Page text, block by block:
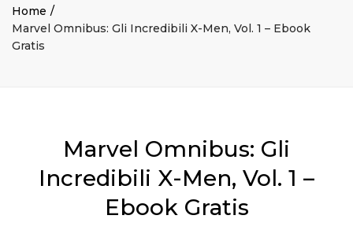
2014 december
Renovations
+ 386 40 111 5555
info@yourdomain.com
Home
Marvel Omnibus: Gli Incredibili X-Men, Vol. 1 – Ebook
Gratis
Marvel Omnibus: Gli
Incredibili X-Men, Vol. 1 –
Ebook Gratis